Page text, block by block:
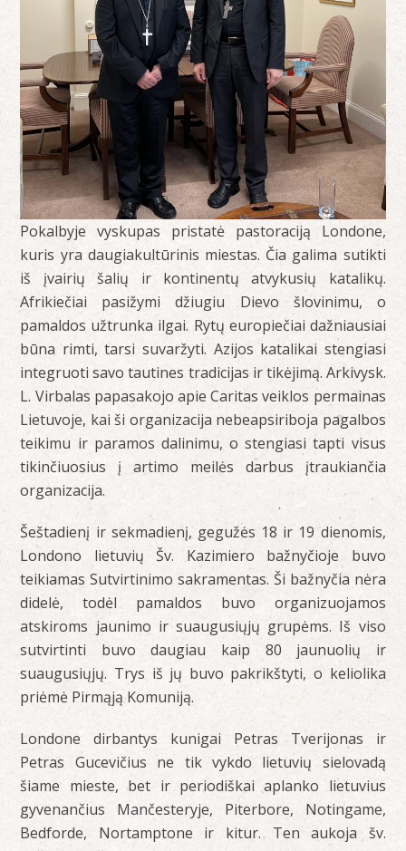
Pokalbyje vyskupas pristatė pastoraciją Londone,
kuris yra daugiakultūrinis miestas. Čia galima sutikti
iš įvairių šalių ir kontinentų atvykusių katalikų.
Afrikiečiai pasižymi džiugiu Dievo šlovinimu, o
pamaldos užtrunka ilgai. Rytų europiečiai dažniausiai
būna rimti, tarsi suvaržyti. Azijos katalikai stengiasi
integruoti savo tautines tradicijas ir tikėjimą. Arkivysk.
L. Virbalas papasakojo apie Caritas veiklos permainas
Lietuvoje, kai ši organizacija nebeapsiriboja pagalbos
teikimu ir paramos dalinimu, o stengiasi tapti visus
tikinčiuosius į artimo meilės darbus įtraukiančia
organizacija.
Šeštadienį ir sekmadienį, gegužės 18 ir 19 dienomis,
Londono lietuvių Šv. Kazimiero bažnyčioje buvo
teikiamas Sutvirtinimo sakramentas. Ši bažnyčia nėra
didelė, todėl pamaldos buvo organizuojamos
atskiroms jaunimo ir suaugusiųjų grupėms. Iš viso
sutvirtinti buvo daugiau kaip 80 jaunuolių ir
suaugusiųjų. Trys iš jų buvo pakrikštyti, o keliolika
priėmė Pirmąją Komuniją.
Londone dirbantys kunigai Petras Tverijonas ir
Petras Gucevičius ne tik vykdo lietuvių sielovadą
šiame mieste, bet ir periodiškai aplanko lietuvius
gyvenančius Mančesteryje, Piterbore, Notingame,
Bedforde, Nortamptone ir kitur. Ten aukoja šv.